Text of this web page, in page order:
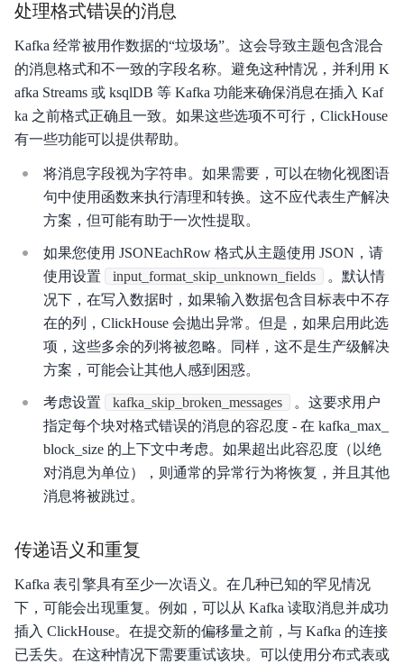
处理格式错误的消息
Kafka 经常被用作数据的“垃圾场”。这会导致主题包含混合
的消息格式和不一致的字段名称。避免这种情况，并利用 K
afka Streams 或 ksqlDB 等 Kafka 功能来确保消息在插入 Kaf
ka 之前格式正确且一致。如果这些选项不可行，ClickHouse
有一些功能可以提供帮助。
将消息字段视为字符串。如果需要，可以在物化视图语
句中使用函数来执行清理和转换。这不应代表生产解决
方案，但可能有助于一次性提取。
如果您使用 JSONEachRow 格式从主题使用 JSON，请
使用设置
input_format_skip_unknown_fields
。默认情
况下，在写入数据时，如果输入数据包含目标表中不存
在的列，ClickHouse 会抛出异常。但是，如果启用此选
项，这些多余的列将被忽略。同样，这不是生产级解决
方案，可能会让其他人感到困惑。
考虑设置 kafka_skip_broken_messages
。这要求用户
指定每个块对格式错误的消息的容忍度 - 在 kafka_max_
block_size 的上下文中考虑。如果超出此容忍度（以绝
对消息为单位），则通常的异常行为将恢复，并且其他
消息将被跳过。
传递语义和重复
Kafka 表引擎具有至少一次语义。在几种已知的罕见情况
下，可能会出现重复。例如，可以从 Kafka 读取消息并成功
插入 ClickHouse。在提交新的偏移量之前，与 Kafka 的连接
已丢失。在这种情况下需要重试该块。可以使用分布式表或